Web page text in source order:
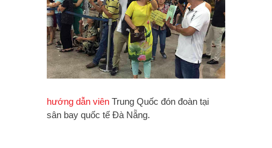
hướng dẫn viên Trung Quốc đón đoàn tại
sân bay quốc tế Đà Nẵng.